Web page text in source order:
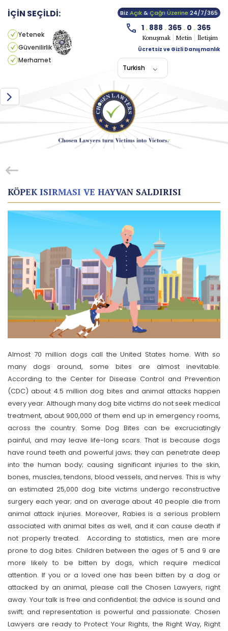
İÇİN SEÇİLDİ:
Yetenek
Güvenilirlik
Merhamet
BizAçık&Çağrı Üzerine24/7/365
1 . 888 . 365 . 0 . 365
Konuşmak Metin
İletişim
Ücretsiz ve Gizli Danışmanlık
Turkish
KÖPEK ISIRMASI VE HAYVAN SALDIRISI
Almost 70 million dogs call the United States home. With so
many dogs around, some bites are almost inevitable.
According to the Center for Disease Control and Prevention
(CDC) about 4.5 million dog bites and animal attacks happen
every year. Although many dog bite victims do not seek medical
treatment, about 900,000 of them end up in emergency rooms,
across the country. Some Dog Bites can be excruciatingly
painful, and may leave life-long scars. That is because dogs
have round teeth and powerful jaws; they can penetrate deep
into the human body; causing significant injuries to the skin,
bones, muscles, tendons, blood vessels, and nerves. This is why
an estimated 25,000 dog bite victims undergo reconstructive
surgery each year; and on average about 40 people die from
animal attack injuries. Moreover, Rabies is a serious problem
associated with animal bites as well, and it can cause death if
not properly treated. According to statistics, men are more
prone to dog bites. Children between the ages of 5 and 9 are
more likely to be bitten by dogs, which require medical
attention. If you or a loved one has been bitten by a dog or
attacked by an animal, please call the Chosen Lawyers, right
away. Your talk is free and confidential; the advice is sound and
swift; and representation is powerful and passionate. Chosen
Lawyers are ready to Protect Your Rights, the Right Way, Right